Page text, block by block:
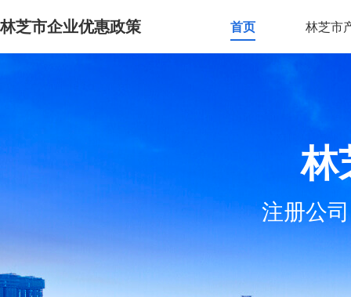
林芝市企业优惠政策 首页 林芝市
林
注册公